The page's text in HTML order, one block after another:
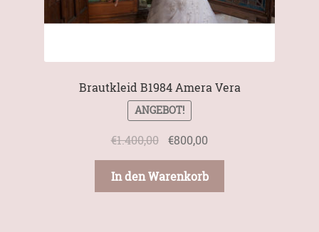
Brautkleid B1984 Amera Vera
ANGEBOT!
€1.400,00
Ursprünglicher
Preis
war:
€1.400,00
€800,00Aktueller
Preis
ist:
€800,00.
In den Warenkorb